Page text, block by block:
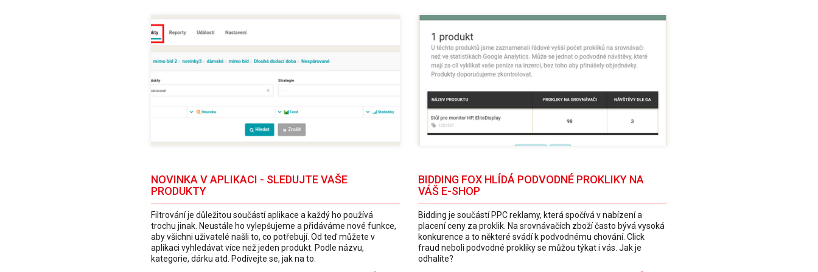
NOVINKA V APLIKACI - SLEDUJTE VAŠE
PRODUKTY
Filtrování je důležitou součástí aplikace a každý ho používá
trochu jinak. Neustále ho vylepšujeme a přidáváme nové funkce,
aby všichni uživatelé našli to, co potřebují. Od teď můžete v
aplikaci vyhledávat více než jeden produkt. Podle názvu,
kategorie, dárku atd. Podívejte se, jak na to.
BIDDING FOX HLÍDÁ PODVODNÉ PROKLIKY NA
VÁŠ E-SHOP
Bidding je součástí PPC reklamy, která spočívá v nabízení a
placení ceny za proklik. Na srovnávačích zboží často bývá vysoká
konkurence a to některé svádí k podvodnému chování. Click
fraud neboli podvodné prokliky se můžou týkat i vás. Jak je
odhalíte?